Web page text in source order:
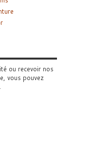
ou recevoir nos
vous pouvez
.